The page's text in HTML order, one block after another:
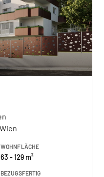
WOHNFLÄCHE
63 - 129 m²
BEZUGSFERTIG